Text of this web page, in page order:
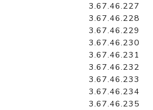
3.67.46.227
3.67.46.228
3.67.46.229
3.67.46.230
3.67.46.231
3.67.46.232
3.67.46.233
3.67.46.234
3.67.46.235